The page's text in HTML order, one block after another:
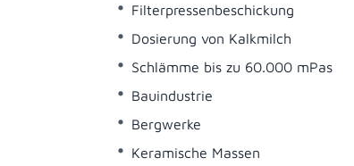
Filterpressenbeschickung
Dosierung von Kalkmilch
Schlämme bis zu 60.000 mPas
Bauindustrie
Bergwerke
Keramische Massen